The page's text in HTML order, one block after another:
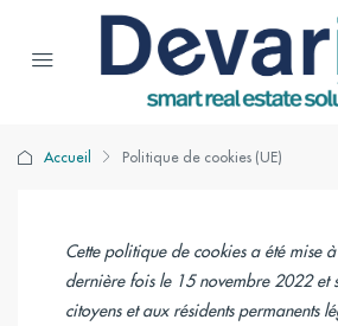
Accueil Politique de cookies (UE)
Cette politique de cookies a été mise
dernière fois le 15 novembre 2022 et
citoyens et aux résidents permanents